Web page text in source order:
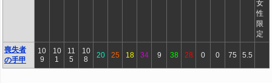
女
性
限
定
喪失者
の手甲
10
9
10
1
11
5
10
8
20 25 18 34 9 38 28 0 0 75 5.5